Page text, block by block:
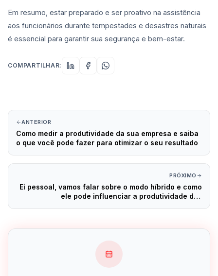
Em resumo, estar preparado e ser proativo na assistência
aos funcionários durante tempestades e desastres naturais
é essencial para garantir sua segurança e bem-estar.
COMPARTILHAR:
ANTERIOR
Como medir a produtividade da sua empresa e saiba
o que você pode fazer para otimizar o seu resultado
PRÓXIMO
Ei pessoal, vamos falar sobre o modo híbrido e como
ele pode influenciar a produtividade dos